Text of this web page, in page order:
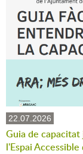
22.07.2026
Guia de
l'Espai